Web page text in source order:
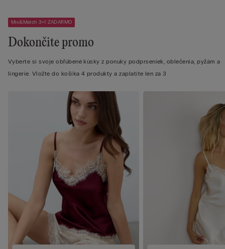
Mix&Match 3+1 ZADARMO
Dokončite promo
Vyberte si svoje obľúbené kúsky z ponuky podprseniek, oblečenia, pyžám a
lingerie. Vložte do košíka 4 produkty a zaplatíte len za 3